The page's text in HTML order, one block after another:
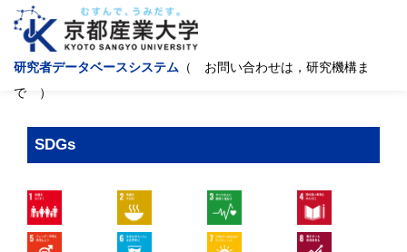
研究者データベースシステム （ お問い合わせは，研究機構ま
で ）
SDGs